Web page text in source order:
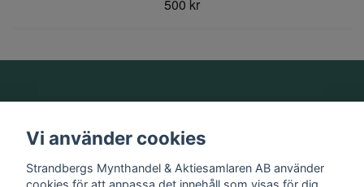
500 kr
Information
Vi använder cookies
Strandbergs Mynthandel & Aktiesamlaren AB använder
cookies för att anpassa det innehåll som visas för dig